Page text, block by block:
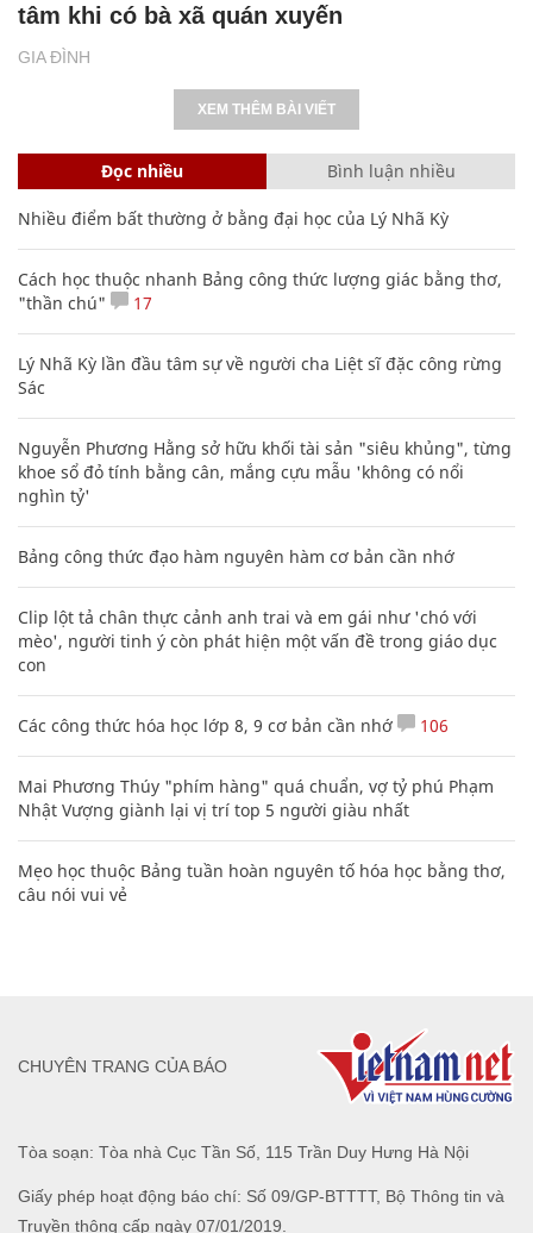
GIA ĐÌNH
tâm khi có bà xã quán xuyến
XEM THÊM BÀI VIẾT
Đọc nhiều Bình luận nhiều
Nhiều điểm bất thường ở bằng đại học của Lý Nhã Kỳ
Cách học thuộc nhanh Bảng công thức lượng giác bằng thơ,
"thần chú"
17
Lý Nhã Kỳ lần đầu tâm sự về người cha Liệt sĩ đặc công rừng
Sác
Nguyễn Phương Hằng sở hữu khối tài sản "siêu khủng", từng
khoe sổ đỏ tính bằng cân, mắng cựu mẫu 'không có nổi
nghìn tỷ'
Bảng công thức đạo hàm nguyên hàm cơ bản cần nhớ
Clip lột tả chân thực cảnh anh trai và em gái như 'chó với
mèo', người tinh ý còn phát hiện một vấn đề trong giáo dục
con
Các công thức hóa học lớp 8, 9 cơ bản cần nhớ 106
Mai Phương Thúy "phím hàng" quá chuẩn, vợ tỷ phú Phạm
Nhật Vượng giành lại vị trí top 5 người giàu nhất
Mẹo học thuộc Bảng tuần hoàn nguyên tố hóa học bằng thơ,
câu nói vui vẻ
Tòa soạn: Tòa nhà Cục Tần Số, 115 Trần Duy Hưng Hà Nội
Giấy phép hoạt động báo chí: Số 09/GP-BTTTT, Bộ Thông tin và
Truyền thông cấp ngày 07/01/2019.
CHUYÊN TRANG CỦA BÁO